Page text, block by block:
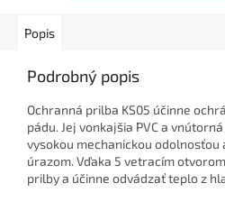
Popis
Podrobný popis
Ochranná prilba KS05 účinne
pádu. Jej vonkajšia PVC a
vysokou mechanickou
úrazom. Vďaka 5 vetracím
prilby a účinne odvádzať teplo z